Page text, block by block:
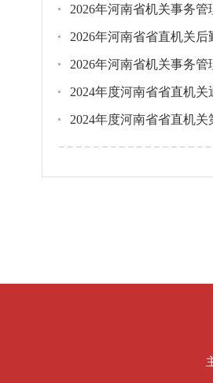
2026年河南省机关事务
2026年河南省省直机关
2026年河南省机关事务
2024年度河南省省直机
2024年度河南省省直机